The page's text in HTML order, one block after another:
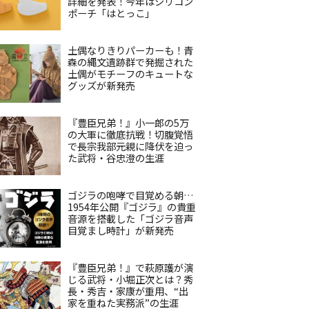
ポーチ「はとっこ」
土偶なりきりパーカーも！青
森の縄文遺跡群で発掘された
土偶がモチーフのキュートな
グッズが新発売
『豊臣兄弟！』小一郎の5万
の大軍に徹底抗戦！切腹覚悟
で長宗我部元親に降伏を迫っ
た武将・谷忠澄の生涯
ゴジラの咆哮で目覚める朝…
1954年公開『ゴジラ』の貴重
音源を搭載した「ゴジラ音声
目覚まし時計」が新発売
『豊臣兄弟！』で萩原護が演
じる武将・小堀正次とは？秀
長・秀吉・家康が重用、“出
家を重ねた実務派”の生涯